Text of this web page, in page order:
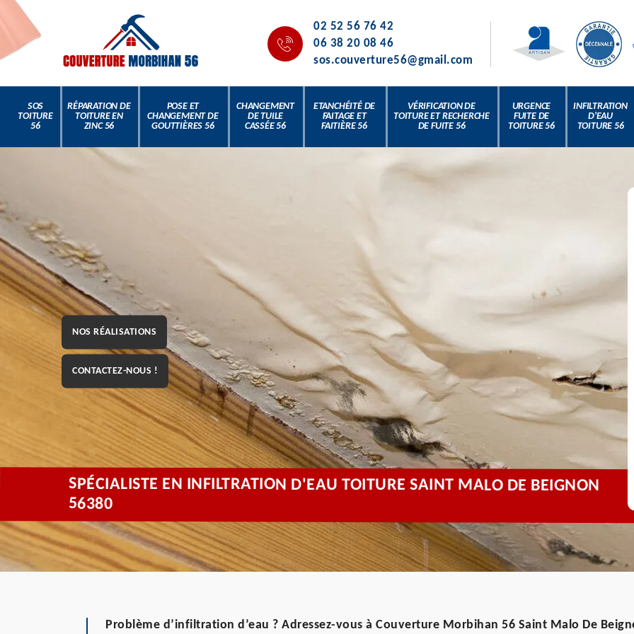
02 52 56 76 42
06 38 20 08 46
sos.couverture56@gmail.com
SOS
TOITURE
56
RÉPARATION DE
TOITURE EN
ZINC 56
POSE ET
CHANGEMENT DE
GOUTTIÈRES 56
CHANGEMENT
DE TUILE
CASSÉE 56
ETANCHÉITÉ DE
FAITAGE ET
FAITIÈRE 56
VÉRIFICATION DE
TOITURE ET RECHERCHE
DE FUITE 56
URGENCE
FUITE DE
TOITURE 56
INFILTRATION
D'EAU
TOITURE 56
NOS RÉALISATIONS
CONTACTEZ-NOUS !
SPÉCIALISTE EN INFILTRATION D'EAU TOITURE SAINT MALO DE BEIGNON
56380
Problème d’infiltration d’eau ? Adressez-vous à Couverture Morbihan 56 Saint Malo De